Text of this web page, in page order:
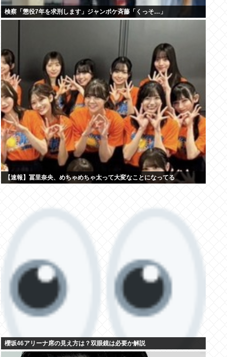
検察「懲役7年を求刑します」ジャンポケ斉藤「くっそ…」
【速報】冨里奈央、めちゃめちゃ太って大変なことになってる
櫻坂46アリーナ席の見え方は？双眼鏡は必要か解説